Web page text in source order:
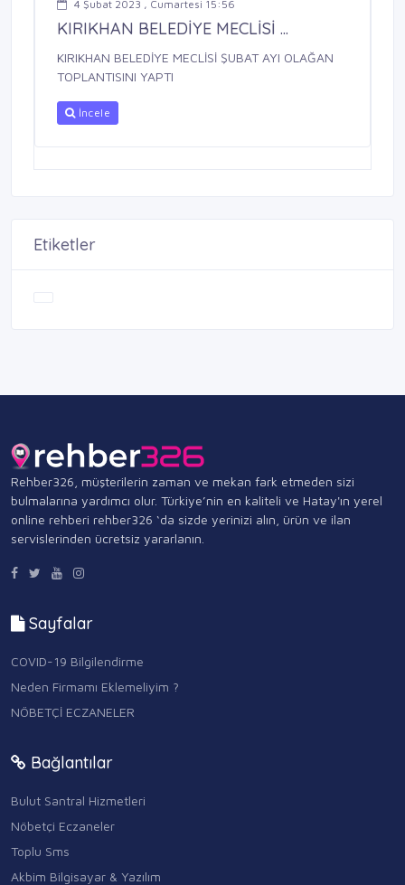
4 Şubat 2023 , Cumartesi 15:56
KIRIKHAN BELEDİYE MECLİSİ ...
KIRIKHAN BELEDİYE MECLİSİ ŞUBAT AYI OLAĞAN
TOPLANTISINI YAPTI
İncele
Etiketler
Rehber326, müşterilerin zaman ve mekan fark etmeden sizi
bulmalarına yardımcı olur. Türkiye’nin en kaliteli ve Hatay'ın yerel
online rehberi rehber326 ‘da sizde yerinizi alın, ürün ve ilan
servislerinden ücretsiz yararlanın.
Sayfalar
COVID-19 Bilgilendirme
Neden Firmamı Eklemeliyim ?
NÖBETÇİ ECZANELER
Bağlantılar
Bulut Santral Hizmetleri
Nöbetçi Eczaneler
Toplu Sms
Akbim Bilgisayar & Yazılım